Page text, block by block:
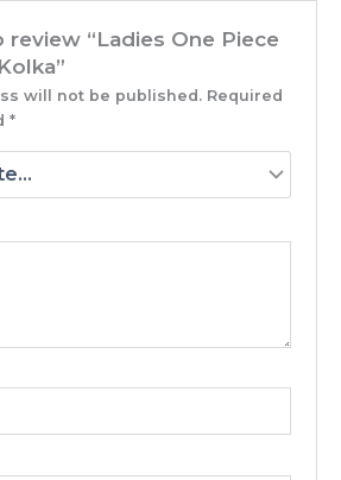
“Ladies One Piece
will not be published. Required
*